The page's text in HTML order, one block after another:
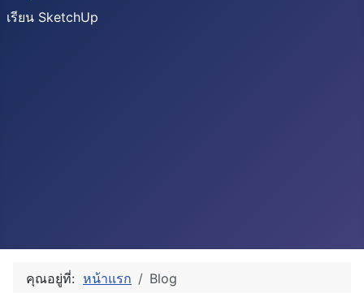
เรียน SketchUp
คุณอยู่ที่: หน้าแรก Blog